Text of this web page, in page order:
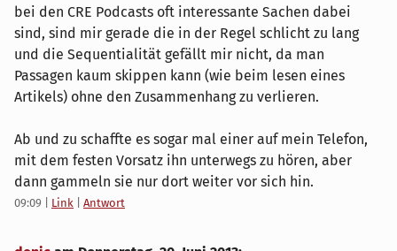
bei den CRE Podcasts oft interessante Sachen dabei
sind, sind mir gerade die in der Regel schlicht zu lang
und die Sequentialität gefällt mir nicht, da man
Passagen kaum skippen kann (wie beim lesen eines
Artikels) ohne den Zusammenhang zu verlieren.
Ab und zu schaffte es sogar mal einer auf mein Telefon,
mit dem festen Vorsatz ihn unterwegs zu hören, aber
dann gammeln sie nur dort weiter vor sich hin.
09:09 Link Antwort